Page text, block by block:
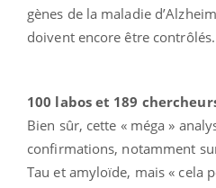
gènes de la maladie
doivent encore être contrôlés.
100 labos et 189
Bien sûr, cette « méga »
confirmations, notamment
Tau et amyloïde, mais « cela